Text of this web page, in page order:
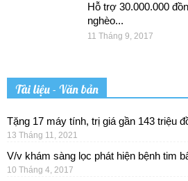
Hỗ trợ 30.000.000
nghèo...
11 Tháng 9, 2017
Tài liệu - Văn bản
Tặng 17 máy tính, trị giá gần 143 triệu
13 Tháng 11, 2021
V/v khám sàng lọc phát hiện bệnh tim
10 Tháng 4, 2017